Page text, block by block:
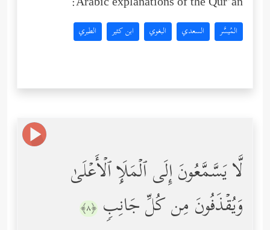
المُيسَّر السعدي البغوي ابن كثير الطبري
لَّا یَسَّمَّعُونَ إِلَى ٱلۡمَلَإِ ٱلۡأَعۡلَىٰ
وَیُقۡذَفُونَ مِن كُلِّ جَانِبࣲ ﴿٨﴾